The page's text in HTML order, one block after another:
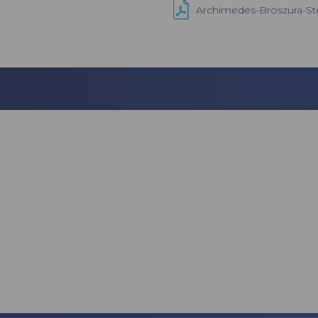
Archimedes-Broszura-